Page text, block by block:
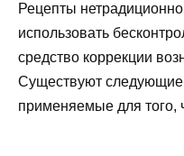
Рецепты
использовать
средство коррекции
Существуют
применяемые для того,